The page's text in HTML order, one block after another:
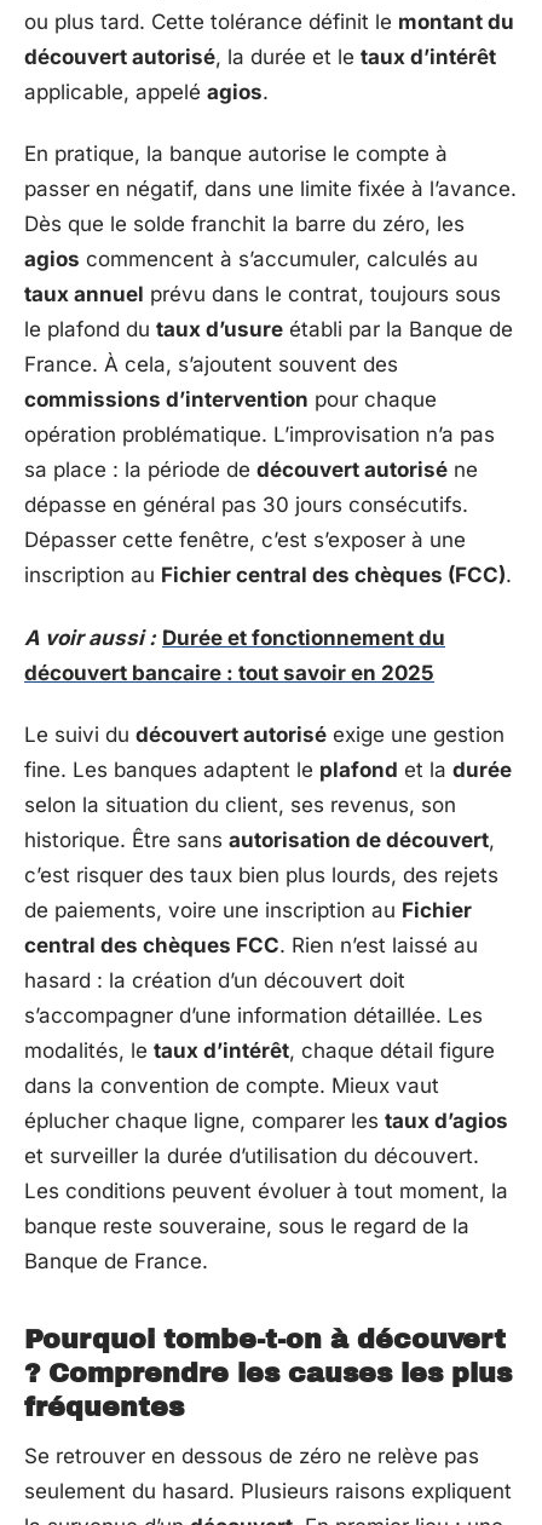
ou plus tard. Cette tolérance définit le montant du
découvert autorisé, la durée et le taux d’intérêt
applicable, appelé agios.
En pratique, la banque autorise le compte à
passer en négatif, dans une limite fixée à l’avance.
Dès que le solde franchit la barre du zéro, les
agios commencent à s’accumuler, calculés au
taux annuel prévu dans le contrat, toujours sous
le plafond du taux d’usure établi par la Banque de
France. À cela, s’ajoutent souvent des
commissions d’intervention pour chaque
opération problématique. L’improvisation n’a pas
sa place : la période de découvert autorisé ne
dépasse en général pas 30 jours consécutifs.
Dépasser cette fenêtre, c’est s’exposer à une
inscription au Fichier central des chèques (FCC).
A voir aussi : Durée et fonctionnement du
découvert bancaire : tout savoir en 2025
Le suivi du découvert autorisé exige une gestion
fine. Les banques adaptent le plafond et la durée
selon la situation du client, ses revenus, son
historique. Être sans autorisation de découvert,
c’est risquer des taux bien plus lourds, des rejets
de paiements, voire une inscription au Fichier
central des chèques FCC. Rien n’est laissé au
hasard : la création d’un découvert doit
s’accompagner d’une information détaillée. Les
modalités, le taux d’intérêt, chaque détail figure
dans la convention de compte. Mieux vaut
éplucher chaque ligne, comparer les taux d’agios
et surveiller la durée d’utilisation du découvert.
Les conditions peuvent évoluer à tout moment, la
banque reste souveraine, sous le regard de la
Banque de France.
Pourquoi tombe-t-on à découvert
? Comprendre les causes les plus
fréquentes
Se retrouver en dessous de zéro ne relève pas
seulement du hasard. Plusieurs raisons expliquent